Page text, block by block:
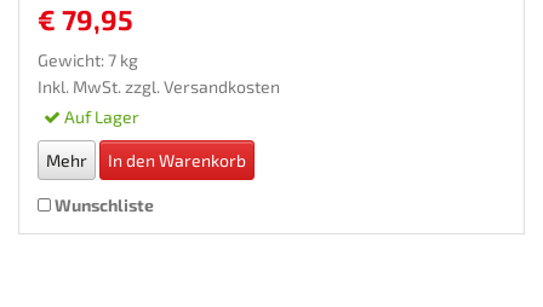
€ 79,95
Gewicht: 7 kg
Inkl. MwSt. zzgl. Versandkosten
Auf Lager
Mehr In den Warenkorb
Wunschliste